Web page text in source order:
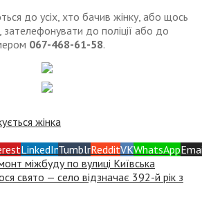
до усіх, хто бачив жінку, або щось
зателефонувати до поліції або до
067-468-61-58.
жінка
LinkedInTumblrRedditVKWhatsApp
міжбуду по вулиці Київська
свято — село відзначає 392-й рік з